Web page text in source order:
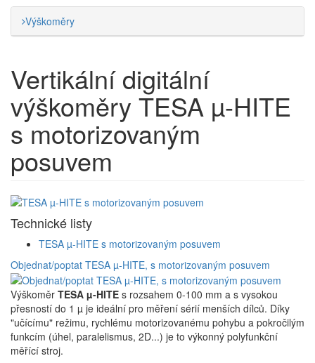
Výškoměry
Vertikální digitální
výškoměry TESA µ-HITE
s motorizovaným
posuvem
Technické listy
TESA µ-HITE s motorizovaným posuvem
Objednat/poptat TESA µ-HITE, s motorizovaným posuvem
Výškoměr TESA µ-HITE s rozsahem 0-100 mm a s vysokou
přesností do 1 µ je ideální pro měření sérií menších dílců. Díky
"učícímu" režimu, rychlému motorizovanému pohybu a pokročilým
funkcím (úhel, paralelismus, 2D...) je to výkonný polyfunkční
měřící stroj.